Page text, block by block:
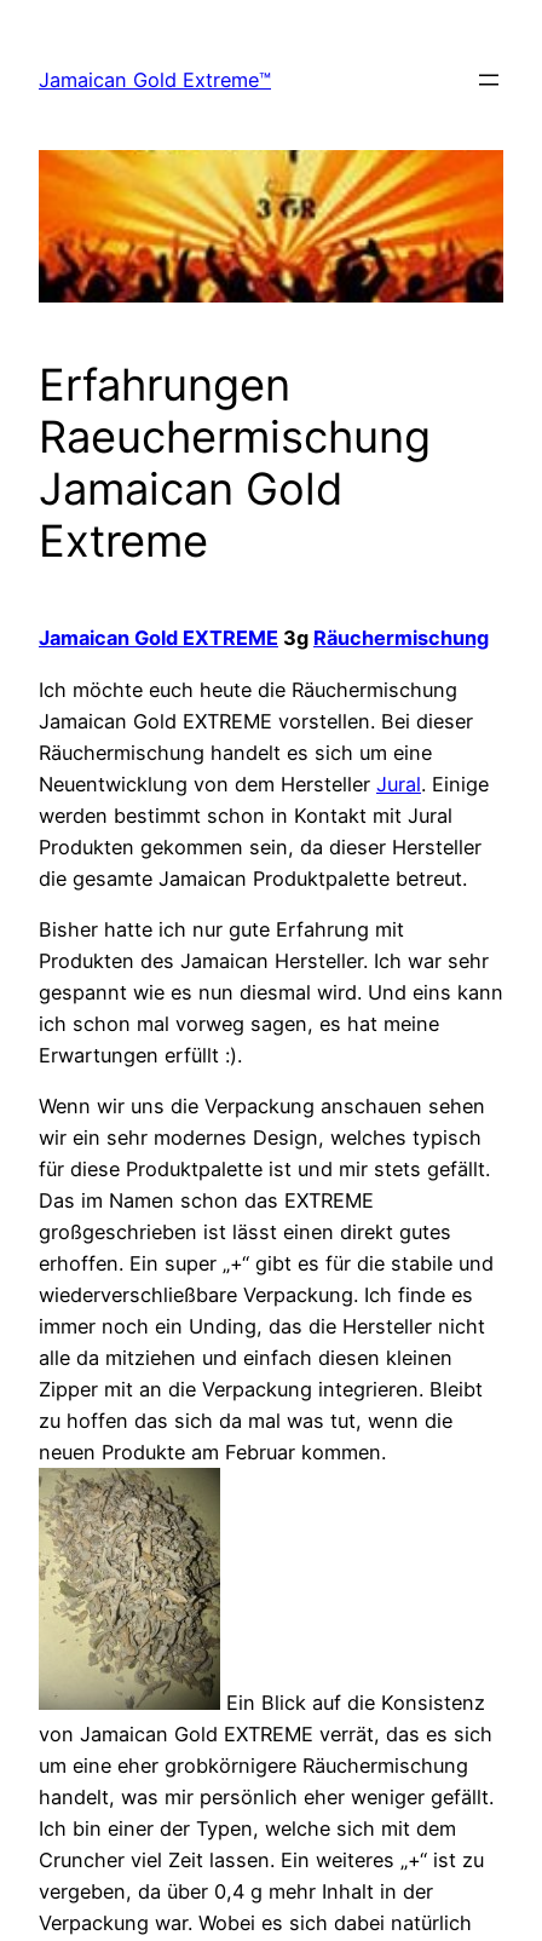
springen
Jamaican Gold Extreme™
Erfahrungen
Raeuchermischung
Jamaican Gold
Extreme
Jamaican Gold EXTREME 3g Räuchermischung
Ich möchte euch heute die Räuchermischung
Jamaican Gold EXTREME vorstellen. Bei dieser
Räuchermischung handelt es sich um eine
Neuentwicklung von dem Hersteller Jural. Einige
werden bestimmt schon in Kontakt mit Jural
Produkten gekommen sein, da dieser Hersteller
die gesamte Jamaican Produktpalette betreut.
Bisher hatte ich nur gute Erfahrung mit
Produkten des Jamaican Hersteller. Ich war sehr
gespannt wie es nun diesmal wird. Und eins kann
ich schon mal vorweg sagen, es hat meine
Erwartungen erfüllt :).
Wenn wir uns die Verpackung anschauen sehen
wir ein sehr modernes Design, welches typisch
für diese Produktpalette ist und mir stets gefällt.
Das im Namen schon das EXTREME
großgeschrieben ist lässt einen direkt gutes
erhoffen. Ein super „+“ gibt es für die stabile und
wiederverschließbare Verpackung. Ich finde es
immer noch ein Unding, das die Hersteller nicht
alle da mitziehen und einfach diesen kleinen
Zipper mit an die Verpackung integrieren. Bleibt
zu hoffen das sich da mal was tut, wenn die
neuen Produkte am Februar kommen.
Ein Blick auf die Konsistenz
von Jamaican Gold EXTREME verrät, das es sich
um eine eher grobkörnigere Räuchermischung
handelt, was mir persönlich eher weniger gefällt.
Ich bin einer der Typen, welche sich mit dem
Cruncher viel Zeit lassen. Ein weiteres „+“ ist zu
vergeben, da über 0,4 g mehr Inhalt in der
Verpackung war. Wobei es sich dabei natürlich